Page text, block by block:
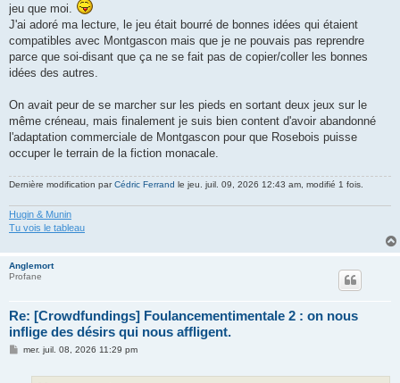
jeu que moi.
J'ai adoré ma lecture, le jeu était bourré de bonnes idées qui étaient
compatibles avec Montgascon mais que je ne pouvais pas reprendre
parce que soi-disant que ça ne se fait pas de copier/coller les bonnes
idées des autres.
On avait peur de se marcher sur les pieds en sortant deux jeux sur le
même créneau, mais finalement je suis bien content d'avoir abandonné
l'adaptation commerciale de Montgascon pour que Rosebois puisse
occuper le terrain de la fiction monacale.
Dernière modification parCédric Ferrand le jeu. juil. 09, 2026 12:43 am, modifié 1 fois.
Hugin & Munin
Tu vois le tableau
Anglemort
Profane
Re: [Crowdfundings] Foulancementimentale 2 : on nous
inflige des désirs qui nous affligent.
Mmer. juil. 08, 2026 11:29 pm